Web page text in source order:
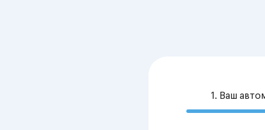
1. Ваш